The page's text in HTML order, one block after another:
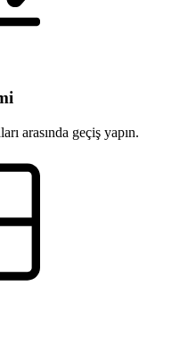
arasında geçiş yapın.